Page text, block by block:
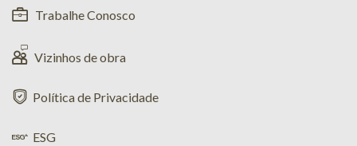
Trabalhe Conosco
Vizinhos de obra
Política de Privacidade
ESG